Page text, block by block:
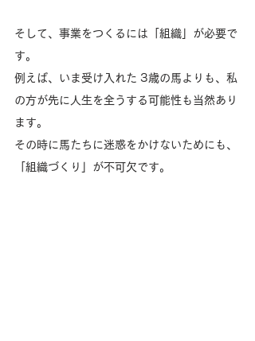
そして、事業をつくるには「組織」が必要で
す。
例えば、いま受け入れた 3歳の馬よりも、私
の方が先に人生を全うする可能性も当然あり
ます。
その時に馬たちに迷惑をかけないためにも、
「組織づくり」が不可欠です。